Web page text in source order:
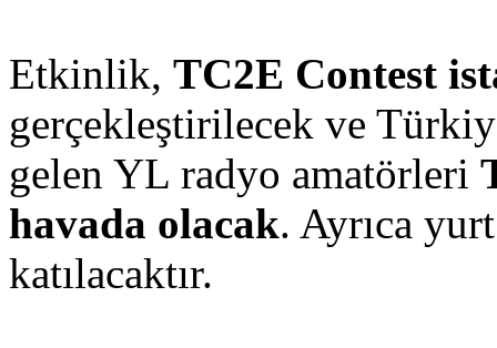
Etkinlik, TC2E Contest
gerçekleştirilecek ve
gelen YL radyo amatörleri
havada olacak. Ayrıca
katılacaktır.